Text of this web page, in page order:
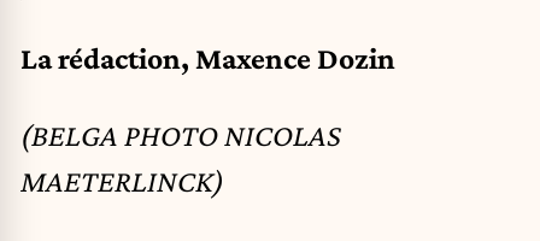
La rédaction, Maxence Dozin
(BELGA PHOTO NICOLAS
MAETERLINCK)